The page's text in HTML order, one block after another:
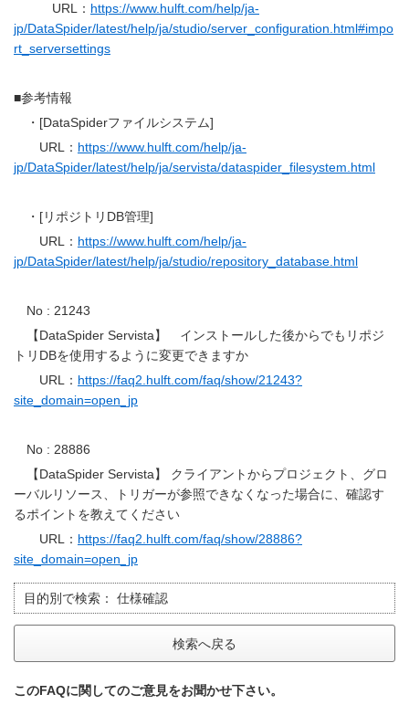
URL： https://www.hulft.com/help/ja-
jp/DataSpider/latest/help/ja/studio/server_configuration.html#impo
rt_serversettings
■参考情報
・[DataSpiderファイルシステム]
URL： https://www.hulft.com/help/ja-
jp/DataSpider/latest/help/ja/servista/dataspider_filesystem.html
・[リポジトリDB管理]
URL： https://www.hulft.com/help/ja-
jp/DataSpider/latest/help/ja/studio/repository_database.html
No : 21243
【DataSpider Servista】 インストールした後からでもリポジ
トリDBを使用するように変更できますか
URL： https://faq2.hulft.com/faq/show/21243?
site_domain=open_jp
No : 28886
【DataSpider Servista】 クライアントからプロジェクト、グロ
ーバルリソース、トリガーが参照できなくなった場合に、確認す
るポイントを教えてください
URL： https://faq2.hulft.com/faq/show/28886?
site_domain=open_jp
目的別で検索： 仕様確認
検索へ戻る
このFAQに関してのご意見をお聞かせ下さい。